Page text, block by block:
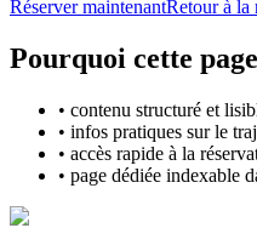
Réserver maintenantRetour à la
Pourquoi cette
• contenu structuré et
• infos pratiques sur le
• accès rapide à la
• page dédiée indexable